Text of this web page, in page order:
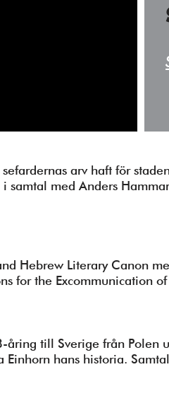
arv haft för
samtal med Anders
Hebrew Literary Canon
for the Excommunication
till Sverige från Polen
hans historia.